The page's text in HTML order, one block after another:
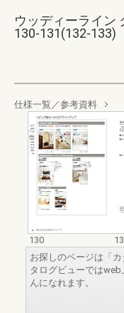
ウッディーライン
130-131(132-133)
仕様一覧／参考資料
130
お探しのページは「
タログビューでは
んになれます。